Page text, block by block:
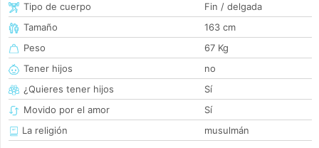
Tipo de cuerpo
Fin / delgada
Tamaño
163 cm
Peso
67 Kg
Tener hijos
no
¿Quieres tener hijos
Sí
Movido por el amor
Sí
La religión
musulmán